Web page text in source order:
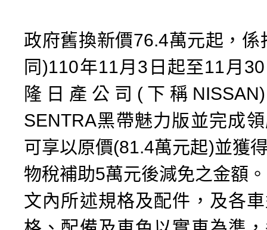
政府舊換新價76.4萬元起，係
同)110年11月3日起至11月
隆日產公司(下稱
SENTRA黑帶魅力版並完成
可享以原價(81.4萬元起)並獲
物稅補助5萬元後減免之金額。
文內所述規格及配件，及各